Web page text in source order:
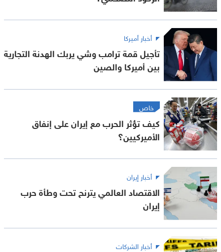
أخبار أميركا
تأجيل قمة ترامب وشي يربك الهدنة التجارية
بين أميركا والصين
خاص
كيف تؤثر الحرب مع إيران على إنفاق
الأميركيين؟
أخبار إيران
الاقتصاد العالمي يترنح تحت وطأة حرب
إيران
أخبار الشركات